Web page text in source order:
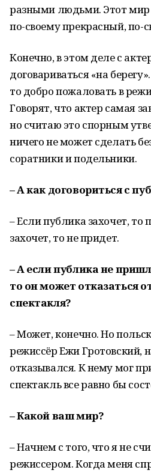
разными людьми. Этот мир
по-своему прекрасный, по-
Конечно, в этом деле с
договариваться «на
то добро пожаловать в
Говорят, что актер самая
но считаю это спорным
ничего не может сделать
соратники и подельники.
– А как договориться с
– Если публика захочет, то
захочет, то не придет.
– А если публика не
то он может отказаться
спектакля?
– Может, конечно. Но
режиссёр Ежи Гротовский,
отказывался. К нему мог
спектакль все равно бы
– Какой ваш мир?
– Начнем с того, что я не
режиссером. Когда меня